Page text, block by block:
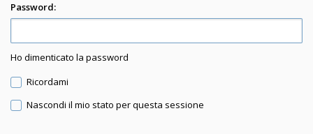
Password:
Ho dimenticato la password
Ricordami
Nascondi il mio stato per questa sessione